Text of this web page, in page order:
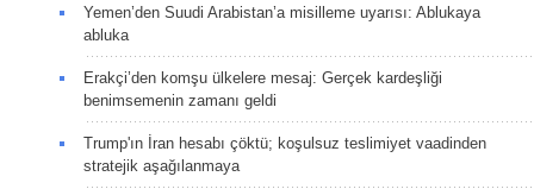
Yemen’den Suudi Arabistan’a misilleme uyarısı: Ablukaya
abluka
Erakçi’den komşu ülkelere mesaj: Gerçek kardeşliği
benimsemenin zamanı geldi
Trump'ın İran hesabı çöktü; koşulsuz teslimiyet vaadinden
stratejik aşağılanmaya